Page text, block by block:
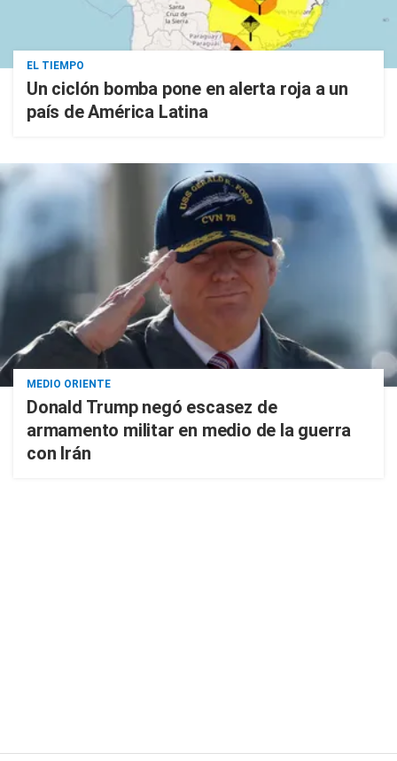
EL TIEMPO
Un ciclón bomba pone en alerta roja a un
país de América Latina
MEDIO ORIENTE
Donald Trump negó escasez de
armamento militar en medio de la guerra
con Irán